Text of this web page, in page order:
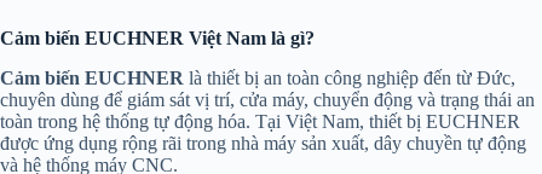
Cảm biến EUCHNER Việt Nam là gì?
Cảm biến EUCHNER là thiết bị an toàn công nghiệp đến từ Đức,
chuyên dùng để giám sát vị trí, cửa máy, chuyển động và trạng thái an
toàn trong hệ thống tự động hóa. Tại Việt Nam, thiết bị EUCHNER
được ứng dụng rộng rãi trong nhà máy sản xuất, dây chuyền tự động
và hệ thống máy CNC.